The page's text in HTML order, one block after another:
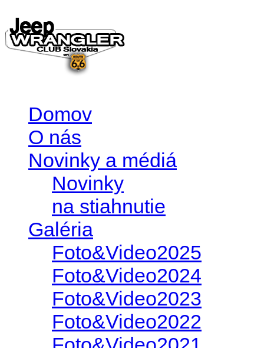
Domov
O nás
Novinky a médiá
Novinky
na stiahnutie
Galéria
Foto&Video2025
Foto&Video2024
Foto&Video2023
Foto&Video2022